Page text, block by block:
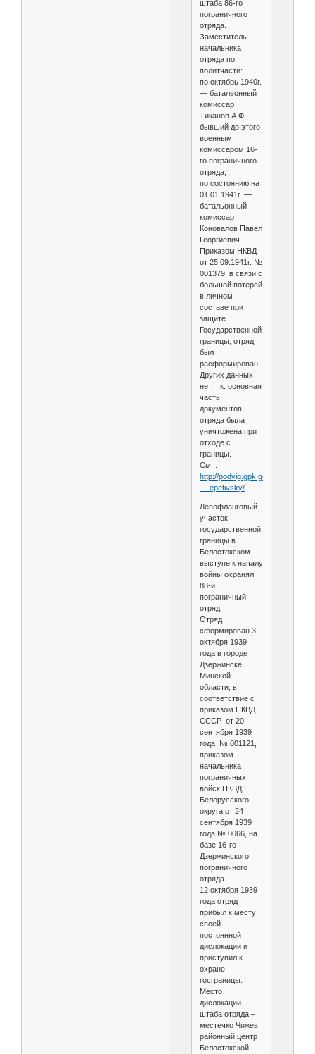
штаба 86-го
пограничного
отряда.
Заместитель
начальника
отряда по
политчасти:
по октябрь 1940г.
— батальонный
комиссар
Тиканов А.Ф.,
бывший до этого
военным
комиссаром 16-
го пограничного
отряда;
по состоянию на
01.01.1941г. —
батальонный
комиссар
Коновалов Павел
Георгиевич.
Приказом НКВД
от 25.09.1941г. №
001379, в связи с
большой потерей
в личном
составе при
защите
Государственной
границы, отряд
был
расформирован.
Других данных
нет, т.к. основная
часть
документов
отряда была
уничтожена при
отходе с
границы.
См. :
http://podvig.gpk.gov.by/article/
… epetivsky/
Левофланговый
участок
государственной
границы в
Белостокском
выступе к началу
войны охранял
88-й
пограничный
отряд.
Отряд
сформирован 3
октября 1939
года в городе
Дзержинске
Минской
области, в
соответствие с
приказом НКВД
СССР от 20
сентября 1939
года № 001121,
приказом
начальника
пограничных
войск НКВД
Белорусского
округа от 24
сентября 1939
года № 0066, на
базе 16-го
Дзержинского
пограничного
отряда.
12 октября 1939
года отряд
прибыл к месту
своей
постоянной
дислокации и
приступил к
охране
госграницы.
Место
дислокации
штаба отряда –
местечко Чижев,
районный центр
Белостокской